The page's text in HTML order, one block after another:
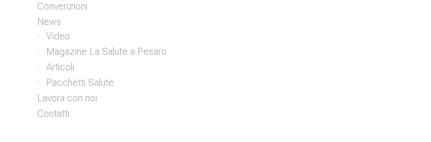
Convenzioni
News
Video
Magazine La Salute a Pesaro
Articoli
Pacchetti Salute
Lavora con noi
Contatti